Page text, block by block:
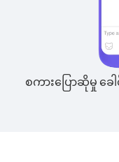
စကားပြောဆိုမှု ခေါ